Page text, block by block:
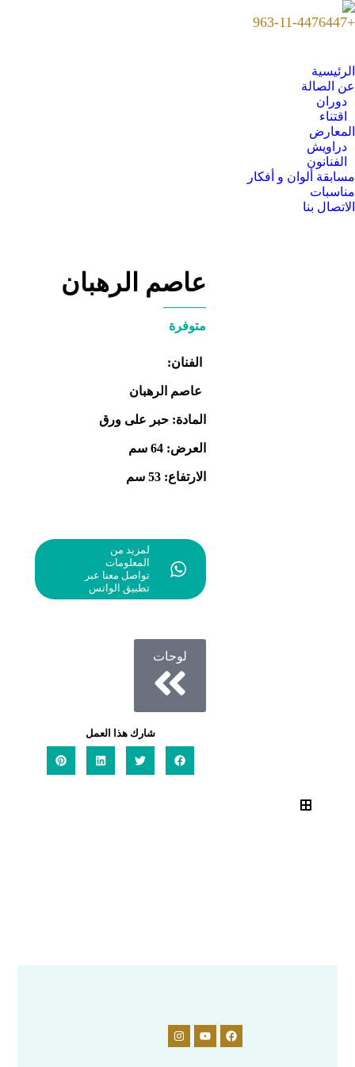
+963-11-4476447
الرئيسية
عن الصالة
دوران
اقتناء
المعارض
دراويش
الفنانون
مسابقة ألوان و أفكار
مناسبات
الاتصال بنا
عاصم الرهبان
متوفرة
الفنان:
عاصم الرهبان
المادة: حبر على ورق
العرض: 64 سم
الارتفاع: 53 سم
لمزيد من
المعلومات
تواصل معنا عبر
تطبيق الواتس
لوحات
شارك هذا العمل